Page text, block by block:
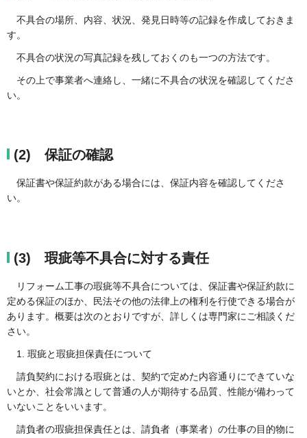
不具合の場所、内容、状況、発見日時等の記録を作成しておきま
す。
不具合の状況の写真記録を残しておくのも一つの方法です。
その上で事業者へ連絡し、一緒に不具合の状況を確認してくださ
い。
(2) 保証の確認
保証書や保証約款がある場合には、保証内容を確認してくださ
い。
(3) 瑕疵等不具合に対する責任
リフォーム工事の瑕疵等不具合については、保証書や保証約款に
定める保証のほか、民法その他の法律上の権利を行使できる場合が
あります。概要は次のとおりですが、詳しくは専門家にご相談くだ
さい。
1. 瑕疵と瑕疵担保責任について
請負契約における瑕疵とは、契約で定めた内容通りにできていな
いとか、社会常識として普通の人が期待する品質、性能が備わって
いないことをいいます。
請負者の瑕疵担保責任とは、請負者（事業者）の仕事の目的物に